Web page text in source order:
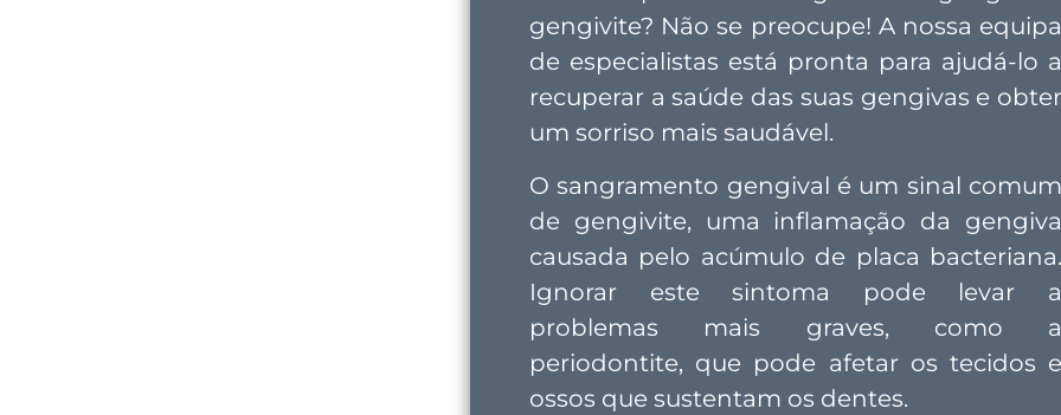
gengivite? Não se preocupe! A nossa equipa
de especialistas está pronta para ajudá-lo a
recuperar a saúde das suas gengivas e obter
um sorriso mais saudável.
O sangramento gengival é um sinal comum
de gengivite, uma inflamação da gengiva
causada pelo acúmulo de placa bacteriana.
Ignorar este sintoma pode levar a
problemas mais graves, como a
periodontite, que pode afetar os tecidos e
ossos que sustentam os dentes.